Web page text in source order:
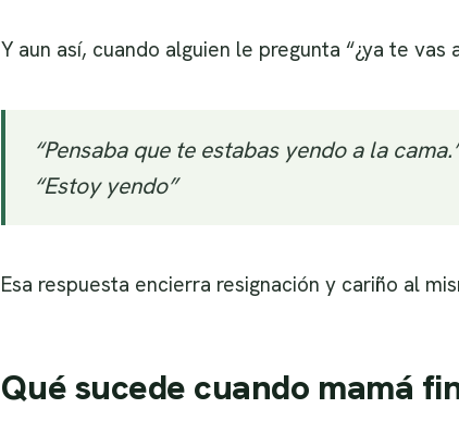
Y aun así, cuando alguien le pregunta “¿ya te
“Pensaba que te estabas yendo a la
“Estoy yendo”
Esa respuesta encierra resignación y cariño al
Qué sucede cuando mamá